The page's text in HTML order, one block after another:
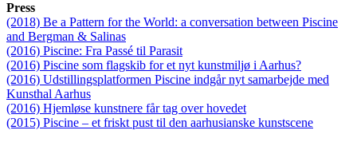
Press
(2018) Be a Pattern for the World: a conversation between Piscine
and Bergman & Salinas
(2016) Piscine: Fra Passé til Parasit
(2016) Piscine som flagskib for et nyt kunstmiljø i Aarhus?
(2016) Udstillingsplatformen Piscine indgår nyt samarbejde med
Kunsthal Aarhus
(2016) Hjemløse kunstnere får tag over hovedet
(2015) Piscine – et friskt pust til den aarhusianske kunstscene